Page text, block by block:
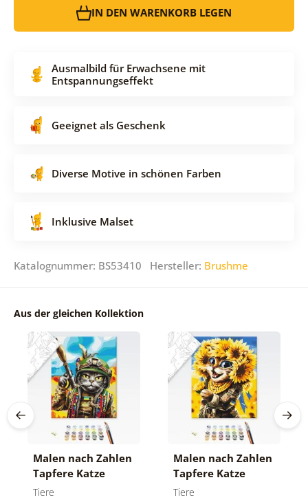
IN DEN WARENKORB LEGEN
Ausmalbild für Erwachsene mit
Entspannungseffekt
Geeignet als Geschenk
Diverse Motive in schönen Farben
Inklusive Malset
Katalognummer: BS53410 Hersteller: Brushme
Aus der gleichen Kollektion
Malen nach Zahlen
Tapfere Katze
Tiere
Malen nach Zahlen
Tapfere Katze
Tiere